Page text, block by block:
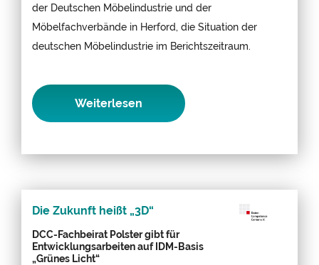
der Deutschen Möbelindustrie und der
Möbelfachverbände in Herford, die Situation der
deutschen Möbelindustrie im Berichtszeitraum.
Weiterlesen
Die Zukunft heißt „3D“
DCC-Fachbeirat Polster gibt für
Entwicklungsarbeiten auf IDM-Basis
„Grünes Licht“